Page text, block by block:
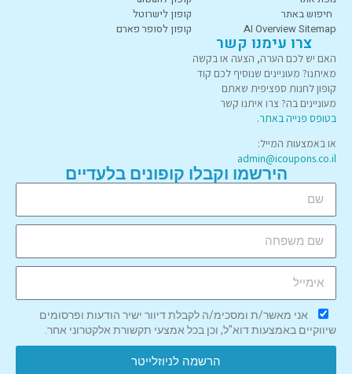
חיפוש באתר
AI Overview Sitemap
קופון לישרוטל
קופון לסופר פארם
צרו עימנו קשר
האם יש לכם הערה, הצעה או בקשה
מאיתנו? מעוניינים שנוסיף לכם קוד
קופון לחנות ספציפית שאתם
מעוניינים בה? צרו איתנו קשר
בטופס פנייה באתר.
או באמצעות המייל:
admin@icoupons.co.il
הירשמו וקבלו קופונים בלעדיים
אני מאשר/ת ומסכימ/ה לקבלת דיוור ישיר הודעות ופרסומים
שיווקיים באמצעות דוא"ל, וכן בכל אמצעי תקשורת אלקטרוני אחר.
הרשמה לניוזלייטר